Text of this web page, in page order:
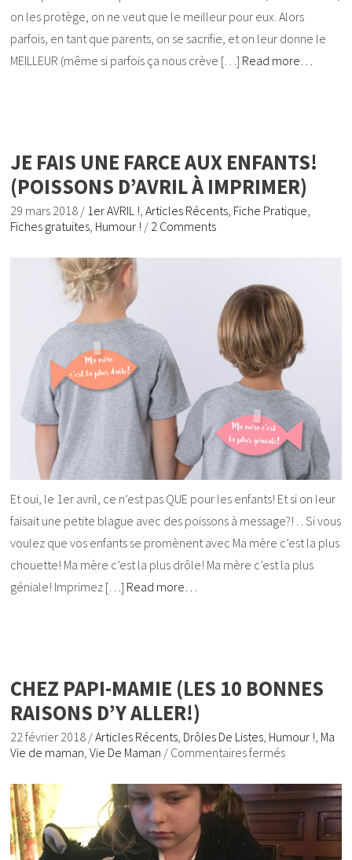
on les protège, on ne veut que le meilleur pour eux. Alors
parfois, en tant que parents, on se sacrifie, et on leur donne le
MEILLEUR (même si parfois ça nous crève […] Read more…
JE FAIS UNE FARCE AUX ENFANTS!
(POISSONS D’AVRIL À IMPRIMER)
29 mars 2018 / 1er AVRIL !,Articles Récents, Fiche Pratique,
Fiches gratuites, Humour ! / 2 Comments
Et oui, le 1er avril, ce n’est pas QUE pour les enfants! Et si on leur
faisait une petite blague avec des poissons à message?! . . Si vous
voulez que vos enfants se promènent avec Ma mère c’est la plus
chouette! Ma mère c’est la plus drôle! Ma mère c’est la plus
géniale! Imprimez […] Read more…
CHEZ PAPI-MAMIE (LES 10 BONNES
RAISONS D’Y ALLER!)
22 février 2018 /Articles Récents, Drôles De Listes, Humour !, Ma
Vie de maman,Vie De Maman / Commentaires fermés